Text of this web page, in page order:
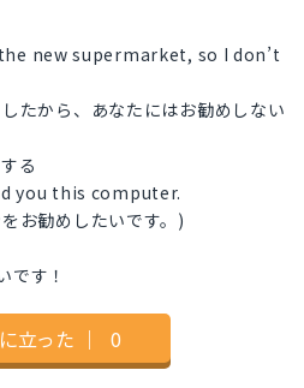
new supermarket, so I don’t
たから、あなたにはお勧めしない
る
you this computer.
お勧めしたいです。)
です！
立った ｜ 0